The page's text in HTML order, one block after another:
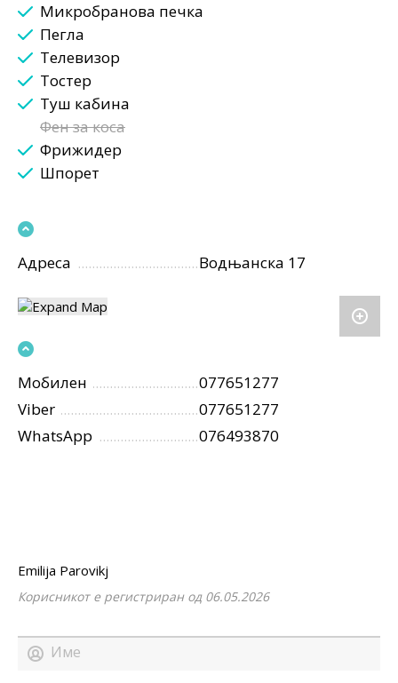
Микробранова печка
Пегла
Телевизор
Тостер
Туш кабина
Фен за коса
Фрижидер
Шпорет
Адреса Водњанска 17
Мобилен
077651277
Viber
077651277
WhatsApp
076493870
Emilija Parovikj
Корисникот е регистриран од 06.05.2026